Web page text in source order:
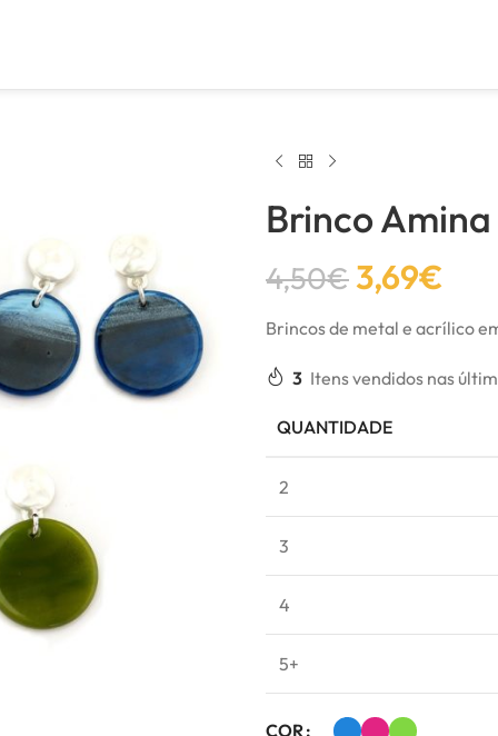
Brinco Amina
4,50€3,69€
Brincos de metal e acrílico
3 Itens vendidos nas
QUANTIDADE
2
3
4
5+
COR